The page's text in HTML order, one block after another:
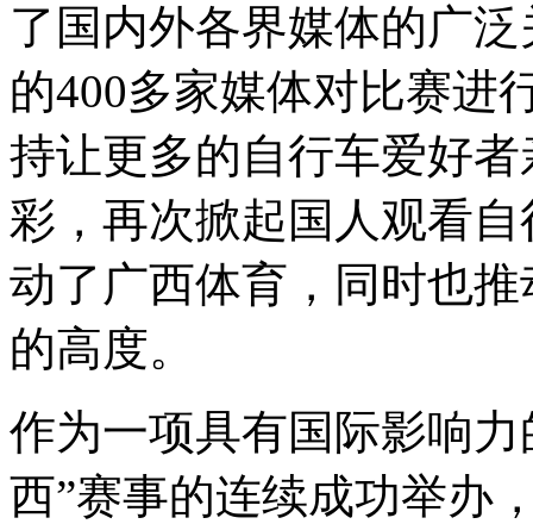
了国内外各界媒体的广
的400多家媒体对比赛进
持让更多的自行车爱好
彩，再次掀起国人观看
动了广西体育，同时也
的高度。
作为一项具有国际影响
西”赛事的连续成功举办